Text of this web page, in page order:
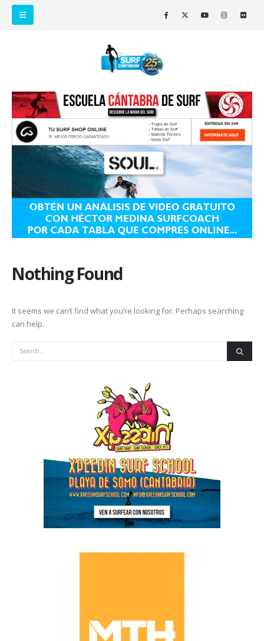
Nothing Found
It seems we can’t find what you’re looking for. Perhaps searching
can help.